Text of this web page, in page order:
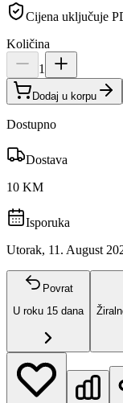
Cijena uključuje
Količina
1
Dodaj u korpu
Dostupno
Dostava
10 KM
Isporuka
Utorak, 11. August
Povrat
U roku 15 dana